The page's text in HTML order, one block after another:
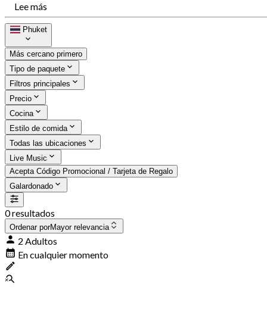
Lee más
Phuket
Más cercano primero
Tipo de paquete
Filtros principales
Precio
Cocina
Estilo de comida
Todas las ubicaciones
Live Music
Acepta Código Promocional / Tarjeta de Regalo
Galardonado
0 resultados
Ordenar porMayor relevancia
2 Adultos
En cualquier momento